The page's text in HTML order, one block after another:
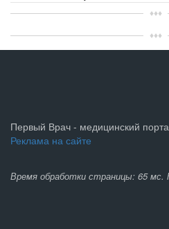
Первый Врач - медицинский
Реклама на сайте
Время обработки страницы: 65 мс.